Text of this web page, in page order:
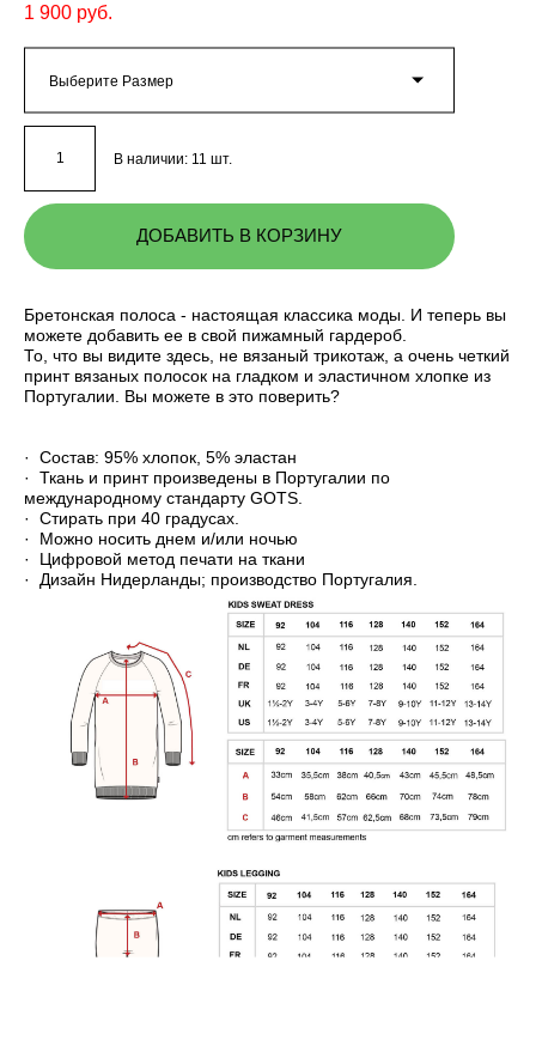
1 900 pуб.
Выберите Размер
В наличии: 11 шт.
ДОБАВИТЬ В КОРЗИНУ
Бретонская полоса - настоящая классика моды. И теперь вы
можете добавить ее в свой пижамный гардероб.
То, что вы видите здесь, не вязаный трикотаж, а очень четкий
принт вязаных полосок на гладком и эластичном хлопке из
Португалии. Вы можете в это поверить?
· Состав: 95% хлопок, 5% эластан
· Ткань и принт произведены в Португалии по
международному стандарту GOTS.
· Стирать при 40 градусах.
· Можно носить днем и/или ночью
· Цифровой метод печати на ткани
· Дизайн Нидерланды; производство Португалия.